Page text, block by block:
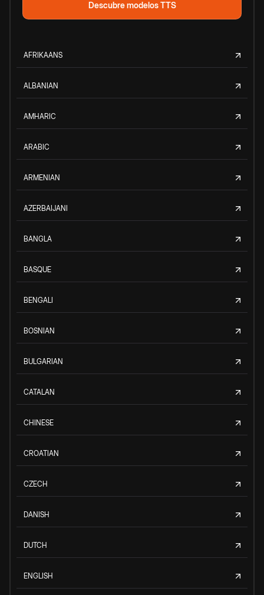
Descubre modelos TTS
AFRIKAANS
ALBANIAN
AMHARIC
ARABIC
ARMENIAN
AZERBAIJANI
BANGLA
BASQUE
BENGALI
BOSNIAN
BULGARIAN
CATALAN
CHINESE
CROATIAN
CZECH
DANISH
DUTCH
ENGLISH